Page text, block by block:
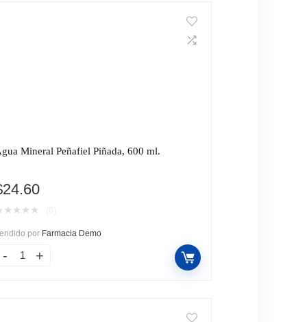
Mineral Peñafiel Piñada, 600 ml.
24.60
★ ★ ★ ★
por Farmacia Demo